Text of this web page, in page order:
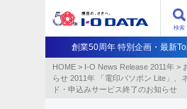
検索
創業50周年 特別企画・最新
HOME > I-O News Release 2011年 >
らせ 2011年 「電印パソポン Lite」、
ド・申込みサービス終了のお知らせ